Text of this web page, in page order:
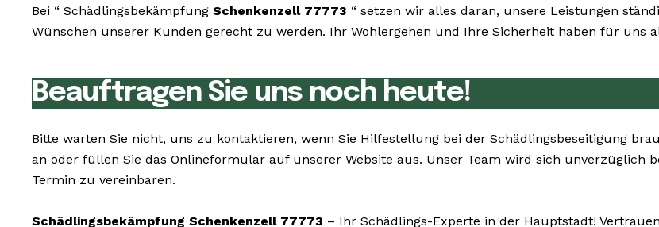
Bei “ Schädlingsbekämpfung Schenkenzell 77773 “ setzen wir alles daran, unsere Leistungen
Wünschen unserer Kunden gerecht zu werden. Ihr Wohlergehen und Ihre Sicherheit haben für uns
Beauftragen Sie uns noch heute!
Bitte warten Sie nicht, uns zu kontaktieren, wenn Sie Hilfestellung bei der Schädlingsbeseitigung
an oder füllen Sie das Onlineformular auf unserer Website aus. Unser Team wird sich unverzüglich
Termin zu vereinbaren.
Schädlingsbekämpfung Schenkenzell 77773 – Ihr Schädlings-Experte in der Hauptstadt!